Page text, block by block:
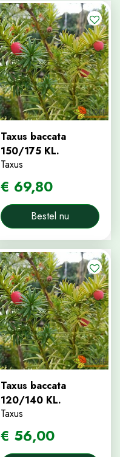
Taxus baccata
150/175 KL.
Taxus
€ 69,80
Bestel nu
Taxus baccata
120/140 KL.
Taxus
€ 56,00